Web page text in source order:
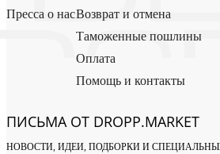
Пресса о насВозврат и отмена
Таможенные пошлины
Оплата
Помощь и контакты
ПИСЬМА ОТ DROPP.MARKET
НОВОСТИ, ИДЕИ, ПОДБОРКИ И